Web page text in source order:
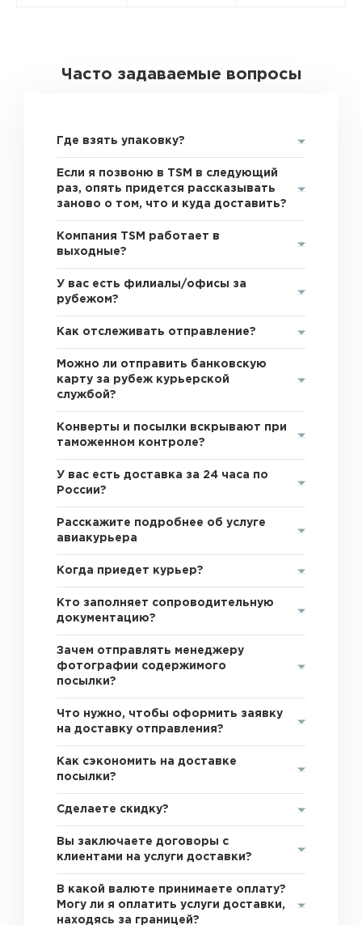
Часто задаваемые вопросы
Где взять упаковку?
Если я позвоню в TSM в следующий
раз, опять придется рассказывать
заново о том, что и куда доставить?
Компания TSM работает в
выходные?
У вас есть филиалы/офисы за
рубежом?
Как отслеживать отправление?
Можно ли отправить банковскую
карту за рубеж курьерской
службой?
Конверты и посылки вскрывают при
таможенном контроле?
У вас есть доставка за 24 часа по
России?
Расскажите подробнее об услуге
авиакурьера
Когда приедет курьер?
Кто заполняет сопроводительную
документацию?
Зачем отправлять менеджеру
фотографии содержимого
посылки?
Что нужно, чтобы оформить заявку
на доставку отправления?
Как сэкономить на доставке
посылки?
Сделаете скидку?
Вы заключаете договоры с
клиентами на услуги доставки?
В какой валюте принимаете оплату?
Могу ли я оплатить услуги доставки,
находясь за границей?